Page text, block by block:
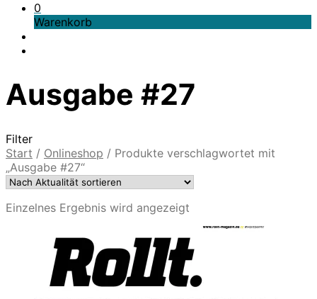
0
Warenkorb
Ausgabe #27
Filter
Start / Onlineshop / Produkte verschlagwortet mit
„Ausgabe #27“
Einzelnes Ergebnis wird angezeigt